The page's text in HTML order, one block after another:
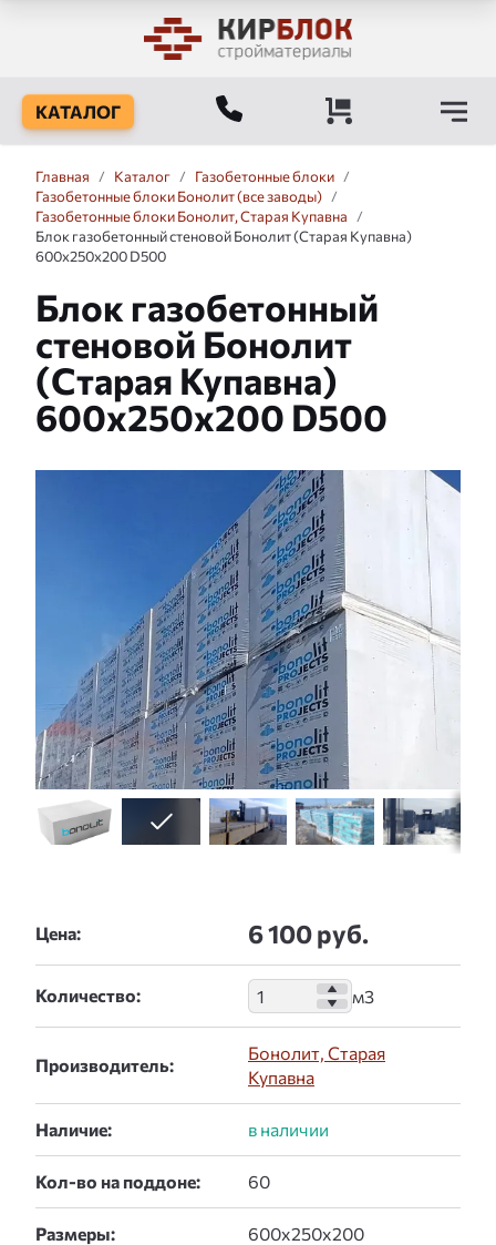
КАТАЛОГ
Главная / Каталог / Газобетонные блоки /
Газобетонные блоки Бонолит (все заводы) /
Газобетонные блоки Бонолит, Старая Купавна
/
Блок газобетонный стеновой Бонолит (Старая Купавна)
600x250x200 D500
Блок газобетонный
стеновой Бонолит
(Старая Купавна)
600x250x200 D500
Цена: 6 100 руб.
Количество:
Производитель:
Бонолит, Старая
Купавна
Наличие:
Кол-во на поддоне:
Размеры: